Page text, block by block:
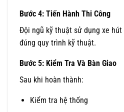
Bước 4: Tiến Hành Thi Công
Đội ngũ kỹ thuật sử dụng xe
đúng quy trình kỹ thuật.
Bước 5: Kiểm Tra Và Bàn Giao
Sau khi hoàn thành:
Kiểm tra hệ thống